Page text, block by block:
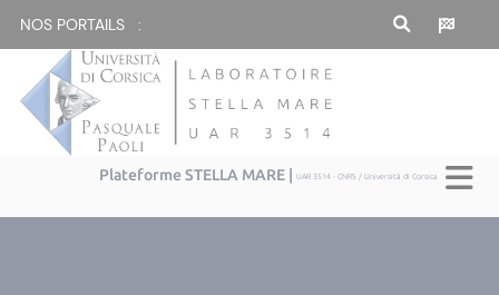
NOS PORTAILS :
Plateforme STELLA MARE |UAR 3514 - CNRS / Università di Corsica